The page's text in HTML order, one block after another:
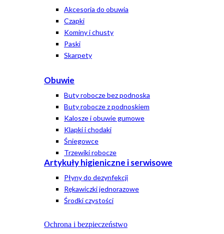
Akcesoria do obuwia
Czapki
Kominy i chusty
Paski
Skarpety
Obuwie
Buty robocze bez podnoska
Buty robocze z podnoskiem
Kalosze i obuwie gumowe
Klapki i chodaki
Śniegowce
Trzewiki robocze
Artykuły higieniczne i serwisowe
Płyny do dezynfekcji
Rękawiczki jednorazowe
Środki czystości
Ochrona i bezpieczeństwo